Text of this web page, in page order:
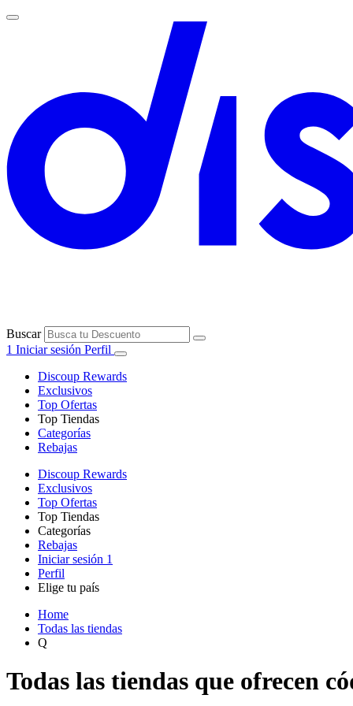
Buscar
1 Iniciar sesión Perfil
Discoup Rewards
Exclusivos
Top Ofertas
Top Tiendas
Categorías
Rebajas
Discoup Rewards
Exclusivos
Top Ofertas
Top Tiendas
Categorías
Rebajas
Iniciar sesión 1
Perfil
Elige tu país
Home
Todas las tiendas
Q
Todas las tiendas que ofrecen